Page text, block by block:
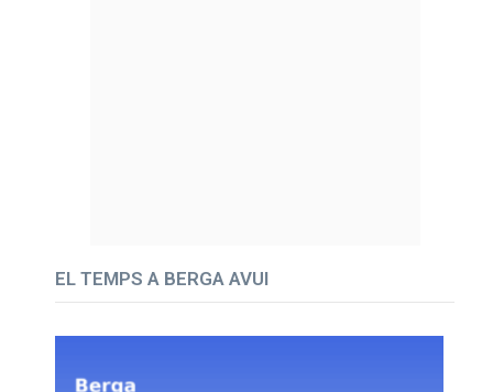
EL TEMPS A BERGA AVUI